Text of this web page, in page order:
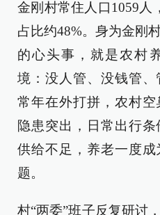
金刚村常住人口1059人
占比约48%。身为金刚
的心头事，就是农村
境：没人管、没钱管
常年在外打拼，农村
隐患突出，日常出行
供给不足，养老一度
题。
村“两委”班子反复研讨